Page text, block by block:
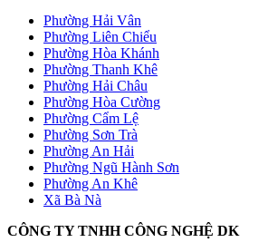
Phường Hải Vân
Phường Liên Chiểu
Phường Hòa Khánh
Phường Thanh Khê
Phường Hải Châu
Phường Hòa Cường
Phường Cẩm Lệ
Phường Sơn Trà
Phường An Hải
Phường Ngũ Hành Sơn
Phường An Khê
Xã Bà Nà
CÔNG TY TNHH CÔNG NGHỆ DK